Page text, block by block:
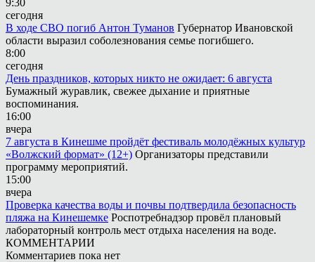
сегодня
В ходе СВО погиб Антон Туманов Губернатор Ивановской
области выразил соболезнования семье погибшего.
8:00
сегодня
День праздников, которых никто не ожидает: 6 августа
Бумажный журавлик, свежее дыхание и приятные
воспоминания.
16:00
вчера
7 августа в Кинешме пройдёт фестиваль молодёжных культур
«Волжский формат» (12+) Организаторы представили
программу мероприятий.
15:00
вчера
Проверка качества воды и почвы подтвердила безопасность
пляжа на Кинешемке Роспотребнадзор провёл плановый
лабораторный контроль мест отдыха населения на воде.
КОММЕНТАРИИ
Комментариев пока нет